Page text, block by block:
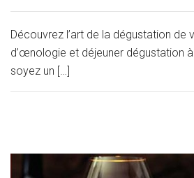
Découvrez l’art de la dégustation de
d’œnologie et déjeuner dégustation
soyez un […]